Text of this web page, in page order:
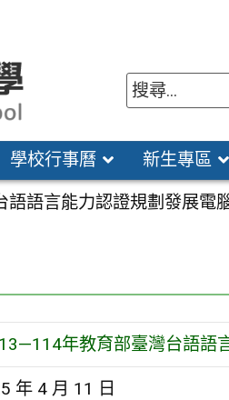
學校行事曆 新生專區
語語言能力認證規劃發展電
年教育部臺灣台語語
年 4 月 11 日